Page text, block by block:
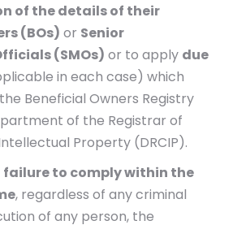
of the details of their
(BOs) or Senior
(SMOs) or to apply due
in each case) which
Beneficial Owners Registry
of the Registrar of
Property (DRCIP).
failure to comply within the
, regardless of any criminal
of any person, the